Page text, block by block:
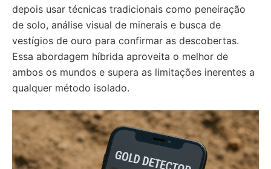
depois usar técnicas tradicionais como peneiração
de solo, análise visual de minerais e busca de
vestígios de ouro para confirmar as descobertas.
Essa abordagem híbrida aproveita o melhor de
ambos os mundos e supera as limitações inerentes a
qualquer método isolado.